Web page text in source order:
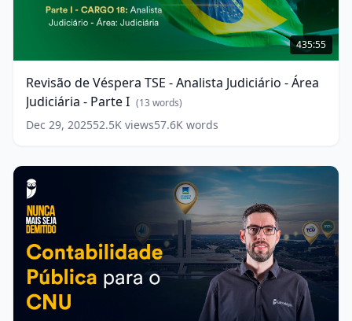
Revisão
Analista
Judiciário
Judiciária
Parte
(13
words)
435:55
Revisão de Véspera TSE - Analista Judiciário - Área
Judiciária - Parte I (13 words)
Dec 29, 202552.5K views57.6K words
Contabilidade